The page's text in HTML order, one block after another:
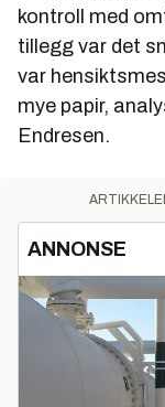
kontroll med
tillegg var det
var
mye papir,
Endresen.
ANNONSE